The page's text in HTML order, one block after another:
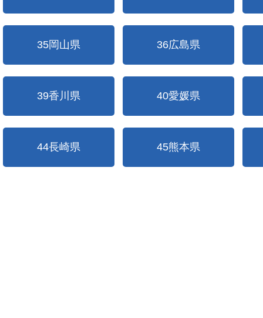
35岡山県 36広島県
39香川県 40愛媛県
44長崎県 45熊本県